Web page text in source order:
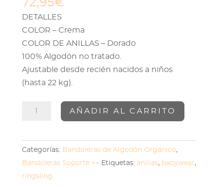
DETALLES
COLOR – Crema
COLOR DE ANILLAS – Dorado
100% Algodón no tratado.
Ajustable desde recién nacidos a niños
(hasta 22 kg).
Bandolera
AÑADIR AL CARRITO
Categorías: Bandoleras de Algodón Orgánico,
Bandoleras Soporte ++ Etiquetas: anillas, babywear,
ringsling